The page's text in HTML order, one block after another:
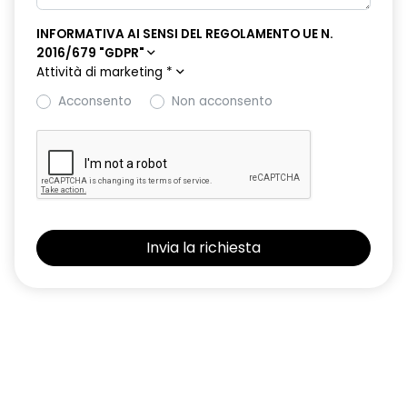
superamento del limite di velocità ISA
Sedile conducente con regolazione semi-elettrica e
supporto lombare
Selleria in TEP Microcloud con Logo Dacia riflettente
Sistema avanzato di rilevamento stato di vigilanza del
conducente con telecamera
Sistema di controllo della pressione pneumatici
Volante in TEP
INFORMATIVA AI SENSI DEL REGOLAMENTO UE N.
2016/679 "GDPR"
Attività di marketing *
Acconsento
Non acconsento